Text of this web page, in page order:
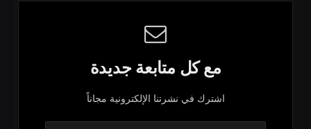
مع كل متابعة جديدة
اشترك في نشرتنا الإلكترونية مجاناً